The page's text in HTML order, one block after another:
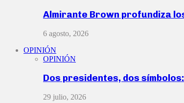
Almirante Brown profundiza
6 agosto, 2026
OPINIÓN
OPINIÓN
Dos presidentes, dos
29 julio, 2026